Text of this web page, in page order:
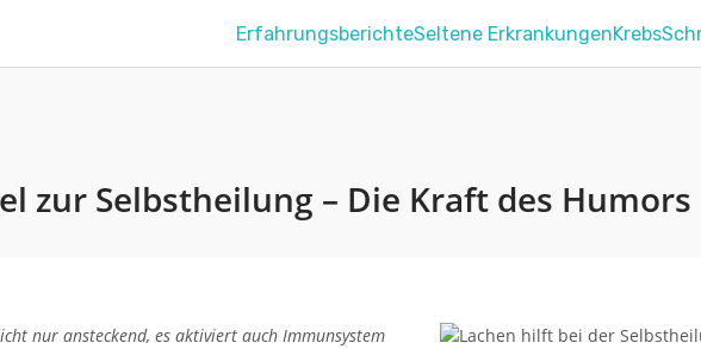
ErfahrungsberichteSeltene ErkrankungenKrebs
zur Selbstheilung – Die Kraft des Humors
nur ansteckend, es aktiviert auch Immunsystem